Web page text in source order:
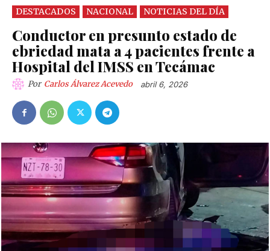
DESTACADOS NACIONAL NOTICIAS DEL DÍA
Conductor en presunto estado de
ebriedad mata a 4 pacientes frente a
Hospital del IMSS en Tecámac
Por Carlos Álvarez Acevedo abril 6, 2026